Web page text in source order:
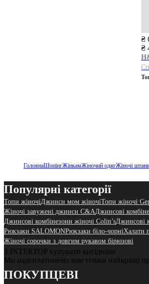
₴
₴
ГоловнаШопінгЖінкамЖіночий одягЖіночі штани
Популярні категорії
Топи жіночіДжинси мом жіночіТопи жіночі
Жіночі завужені джинси C&AДжинсові
Джинсові комбінезони жіночі Colin’sДжинсові
Рюкзаки SALOMONРюкзаки біло-чорніХалати
Жіночі сорочки з довгим рукавом бірюзові
З INTERTOP купувати вигідніше
Ми надсилатимемо вам тільки найкращі
ПОКУПЦЕВІ